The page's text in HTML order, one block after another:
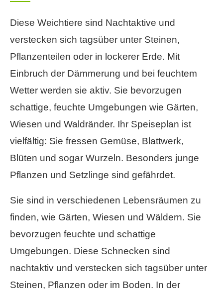
Diese Weichtiere sind Nachtaktive und
verstecken sich tagsüber unter Steinen,
Pflanzenteilen oder in lockerer Erde. Mit
Einbruch der Dämmerung und bei feuchtem
Wetter werden sie aktiv. Sie bevorzugen
schattige, feuchte Umgebungen wie Gärten,
Wiesen und Waldränder. Ihr Speiseplan ist
vielfältig: Sie fressen Gemüse, Blattwerk,
Blüten und sogar Wurzeln. Besonders junge
Pflanzen und Setzlinge sind gefährdet.
Sie sind in verschiedenen Lebensräumen zu
finden, wie Gärten, Wiesen und Wäldern. Sie
bevorzugen feuchte und schattige
Umgebungen. Diese Schnecken sind
nachtaktiv und verstecken sich tagsüber unter
Steinen, Pflanzen oder im Boden. In der